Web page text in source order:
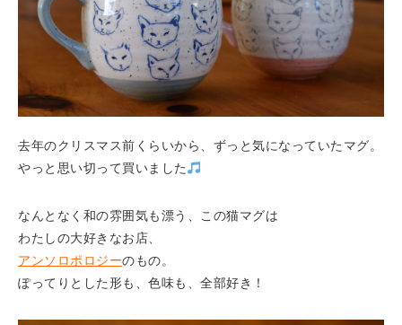
去年のクリスマス前くらいから、ずっと気になっていたマグ。
やっと思い切って買いました
なんとなく和の雰囲気も漂う、この猫マグは
わたしの大好きなお店、
アンソロポロジーのもの。
ぽってりとした形も、色味も、全部好き！